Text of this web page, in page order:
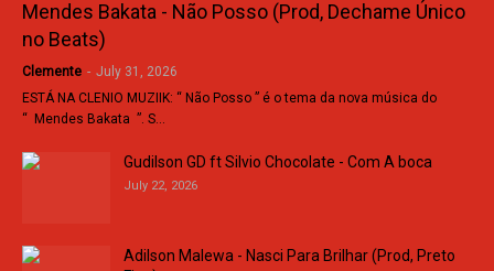
Mendes Bakata - Não Posso (Prod, Dechame Único
no Beats)
Clemente - July 31, 2026
ESTÁ NA CLENIO MUZIIK: “ Não Posso ” é o tema da nova música do
“ Mendes Bakata ”. S…
Gudilson GD ft Silvio Chocolate - Com A boca
July 22, 2026
Adilson Malewa - Nasci Para Brilhar (Prod, Preto